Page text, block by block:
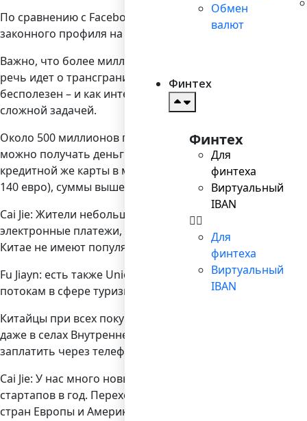
Обмен
валют
Финтех
Финтех
Для
финтеха
Виртуальный
IBAN
Для
финтеха
Виртуальный
IBAN
По сравнению с Facebook и другими социальными
законного профиля на единой платформе.
Важно, что более миллиарда пользователей этой
речь идет о трансграничных региональных платежах.
бесполезен – и как интегрировать китайские
сложной задачей.
Около 500 миллионов пользователей в Китае
можно получать деньги от других жителей и
кредитной же карты в мессенджере можно платить
140 евро), суммы выше этой облагаются 0,1% комиссии.
Cai Jie: Жители небольших городков и деревень чаще
электронные платежи, в основном это конкурирующие
Китае не имеют популярности. В Китае можно за все
Fu Jiayn: есть также UnionPay – карточная система,
потокам в сфере туризма. В Китае я не плачу ни
Китайцы при всех покупках пользуются телефонами. Я
даже в селах Внутренней Монголии, Тибета или
заплатить через телефон.
Cai Jie: У нас много новых решений, каждый день –
стартапов в год. Переход всего Китая на новые
стран Европы и Америки, где также уже отказываются